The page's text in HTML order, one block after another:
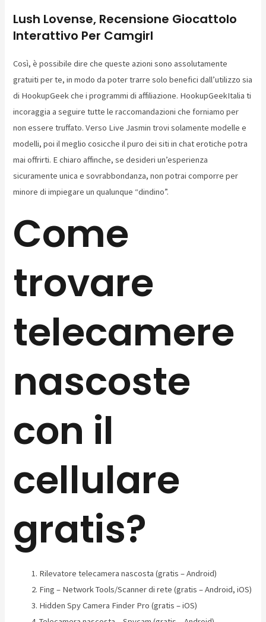
Lush Lovense, Recensione Giocattolo
Interattivo Per Camgirl
Così, è possibile dire che queste azioni sono assolutamente
gratuiti per te, in modo da poter trarre solo benefici dall’utilizzo sia
di HookupGeek che i programmi di affiliazione. HookupGeekItalia ti
incoraggia a seguire tutte le raccomandazioni che forniamo per
non essere truffato. Verso Live Jasmin trovi solamente modelle e
modelli, poi il meglio cosicche il puro dei siti in chat erotiche potra
mai offrirti. E chiaro affinche, se desideri un’esperienza
sicuramente unica e sovrabbondanza, non potrai comporre per
minore di impiegare un qualunque “dindino”.
Come
trovare
telecamere
nascoste
con il
cellulare
gratis?
Rilevatore telecamera nascosta (gratis – Android)
Fing – Network Tools/Scanner di rete (gratis – Android, iOS)
Hidden Spy Camera Finder Pro (gratis – iOS)